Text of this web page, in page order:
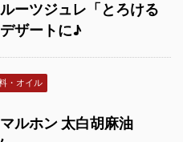
ーツジュレ「とろける
ザートに♪
・オイル
ルホン 太白胡麻油